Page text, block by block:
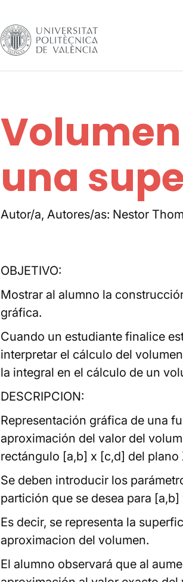
una
Autor/a, Autores/as: Nestor
OBJETIVO:
Mostrar al alumno la
gráfica.
Cuando un estudiante finalice
interpretar el cálculo del
la integral en el cálculo de un
DESCRIPCION:
Representación gráfica de una
aproximación del valor del
rectángulo [a,b] x [c,d] del plano
Se deben introducir los
partición que se desea para
Es decir, se representa la
aproximacion del volumen.
El alumno observará que al